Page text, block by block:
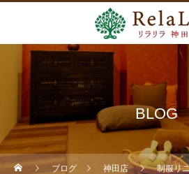
BLOG
ブログ 神田店 制服リ